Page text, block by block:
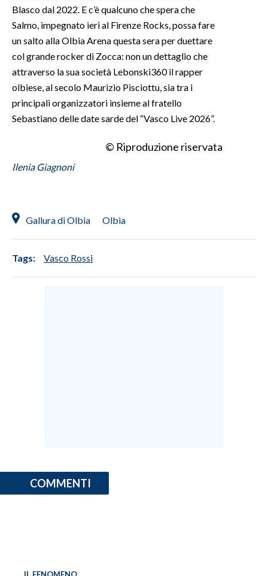
Blasco dal 2022. E c’è qualcuno che spera che
Salmo, impegnato ieri al Firenze Rocks, possa fare
un salto alla Olbia Arena questa sera per duettare
col grande rocker di Zocca: non un dettaglio che
attraverso la sua società Lebonski360 il rapper
olbiese, al secolo Maurizio Pisciottu, sia tra i
principali organizzatori insieme al fratello
Sebastiano delle date sarde del “Vasco Live 2026”.
© Riproduzione riservata
Ilenia Giagnoni
Gallura di Olbia Olbia
Tags: Vasco Rossi
COMMENTI
IL FENOMENO